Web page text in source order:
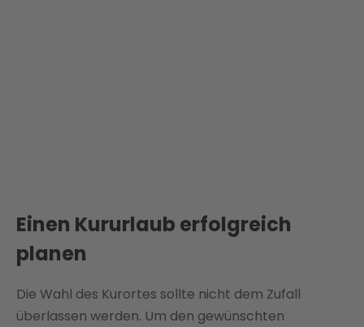
Einen Kururlaub erfolgreich
planen
Die Wahl des Kurortes sollte nicht dem Zufall
überlassen werden. Um den gewünschten